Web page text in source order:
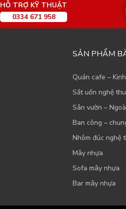
HỖ TRỢ KỸ THUẬT
0334 671 958
SẢN PHẨM
Quán cafe –
Sắt uốn nghệ
Sân vườn –
Ban công –
Nhôm đúc nghệ
Mây nhựa
Sofa mây nhựa
Bar mây nhựa